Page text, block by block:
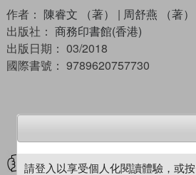
作者： 陳睿文 （著） | 周舒燕 （著）
出版社： 商務印書館(香港)
出版日期： 03/2018
國際書號： 9789620757730
試閲 加入閱讀
請登入以享受個人化閱讀體驗，或